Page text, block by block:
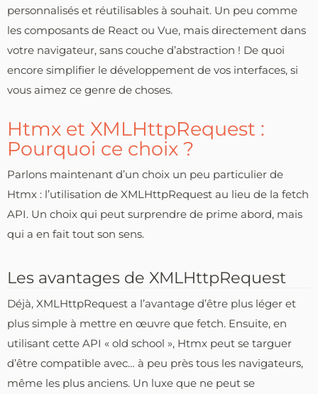
personnalisés et réutilisables à souhait. Un peu comme
les composants de React ou Vue, mais directement dans
votre navigateur, sans couche d’abstraction ! De quoi
encore simplifier le développement de vos interfaces, si
vous aimez ce genre de choses.
Htmx et XMLHttpRequest :
Pourquoi ce choix ?
Parlons maintenant d’un choix un peu particulier de
Htmx : l’utilisation de XMLHttpRequest au lieu de la fetch
API. Un choix qui peut surprendre de prime abord, mais
qui a en fait tout son sens.
Les avantages de XMLHttpRequest
Déjà, XMLHttpRequest a l’avantage d’être plus léger et
plus simple à mettre en œuvre que fetch. Ensuite, en
utilisant cette API « old school », Htmx peut se targuer
d’être compatible avec… à peu près tous les navigateurs,
même les plus anciens. Un luxe que ne peut se